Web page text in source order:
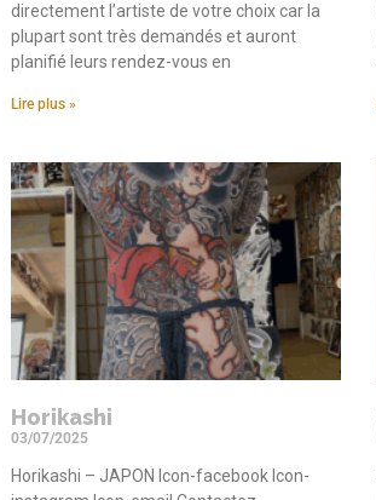
directement l’artiste de votre choix car la
plupart sont très demandés et auront
planifié leurs rendez-vous en
Lire plus »
Horikashi
03/07/2025
Horikashi – JAPON Icon-facebook Icon-